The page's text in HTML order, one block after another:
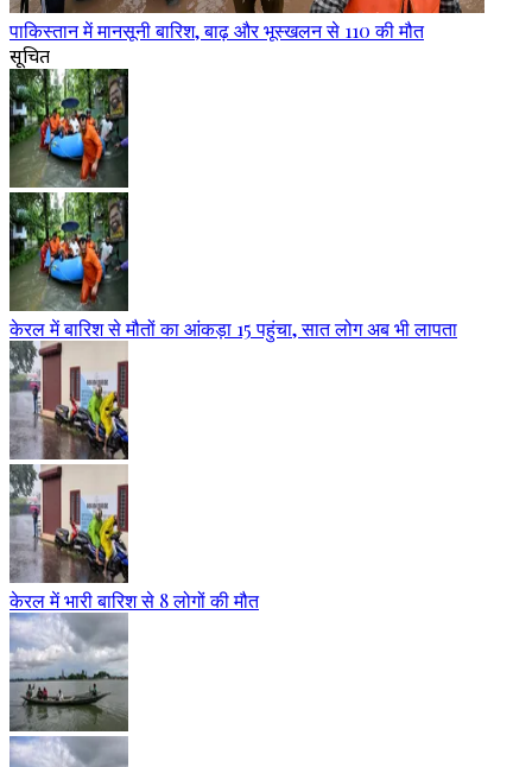
पाकिस्तान में मानसूनी बारिश, बाढ़ और भूस्खलन से 110 की मौत
सूचित
केरल में बारिश से मौतों का आंकड़ा 15 पहुंचा, सात लोग अब भी लापता
केरल में भारी बारिश से 8 लोगों की मौत